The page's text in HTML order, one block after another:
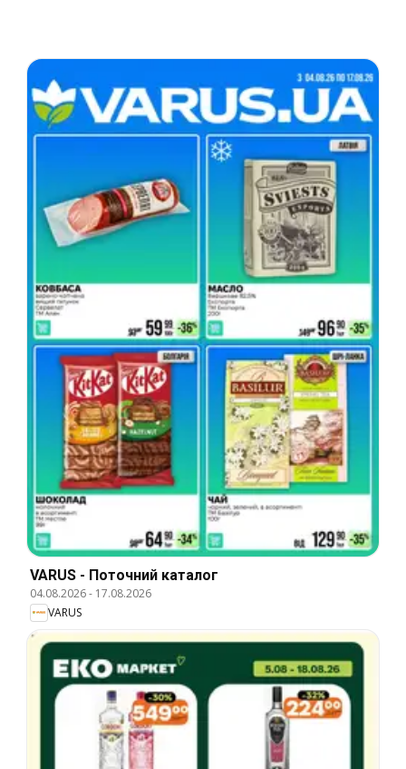
VARUS - Поточний каталог
04.08.2026- 17.08.2026
VARUS